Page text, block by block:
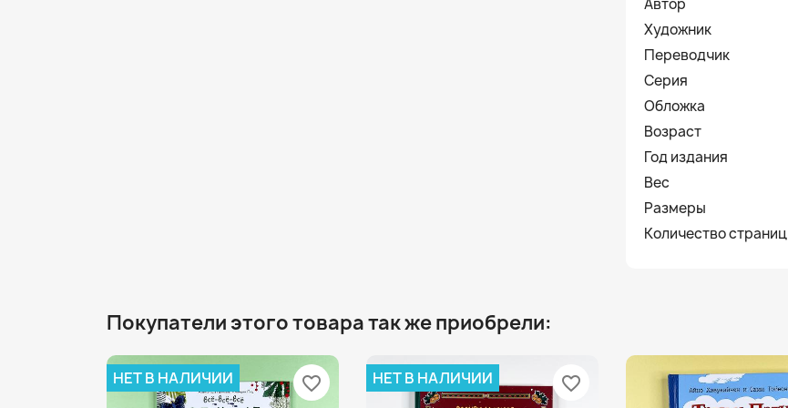
Автор
Художник
Переводчик
Серия
Обложка
Возраст
Год издания
Вес
Размеры
Количество страниц
Покупатели этого товара так же приобрели:
НЕТ В НАЛИЧИИ favorite_border НЕТ В НАЛИЧИИ favorite_border